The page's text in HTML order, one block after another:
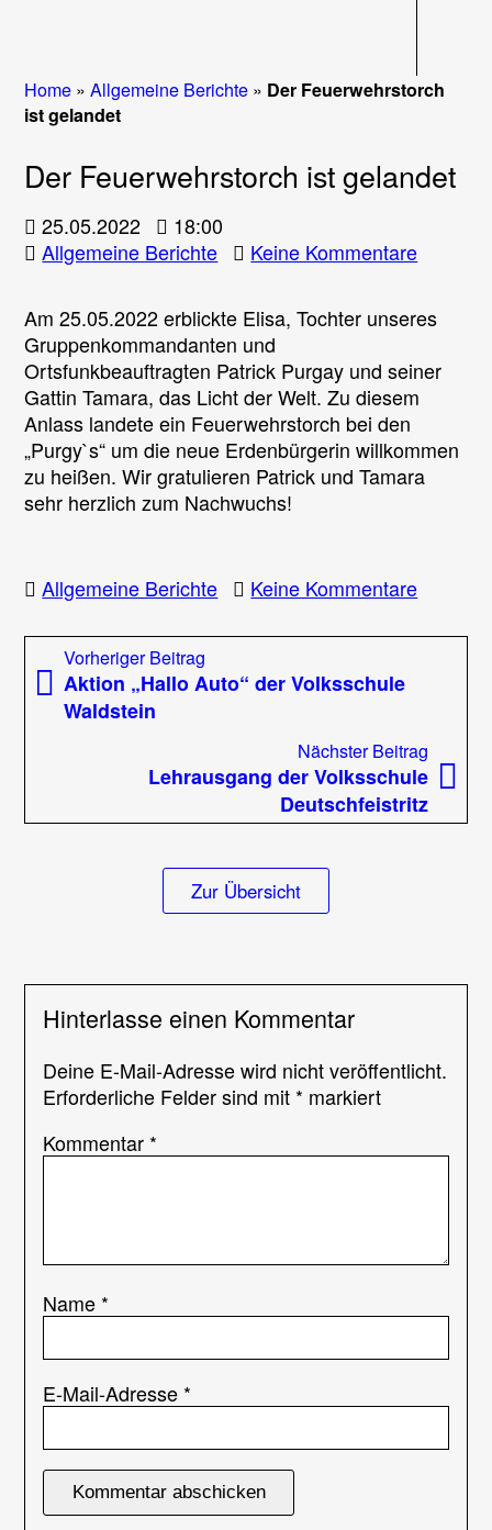
Home »Allgemeine Berichte » Der Feuerwehrstorch
ist gelandet
Der Feuerwehrstorch ist gelandet
25.05.2022
18:00
Allgemeine Berichte
Keine Kommentarezu
ist
Am 25.05.2022 erblickte Elisa, Tochter unseres
Gruppenkommandanten und
Ortsfunkbeauftragten Patrick Purgay und seiner
Gattin Tamara, das Licht der Welt. Zu diesem
Anlass landete ein Feuerwehrstorch bei den
„Purgy`s“ um die neue Erdenbürgerin willkommen
zu heißen. Wir gratulieren Patrick und Tamara
sehr herzlich zum Nachwuchs!
Allgemeine Berichte Keine Kommentarezu
Beitragsnavigation
Vorheriger Beitrag
Beitrag:
Aktion „Hallo Auto“ der Volksschule
Waldstein
Nächster Beitrag
Lehrausgang der Volksschule
Deutschfeistritz
Zur Übersicht
Hinterlasse einen Kommentar
Deine E-Mail-Adresse wird nicht veröffentlicht.
Erforderliche Felder sind mit * markiert
Kommentar *
Name *
E-Mail-Adresse *